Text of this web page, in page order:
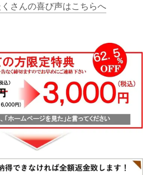
くさんの喜び声はこちらへ